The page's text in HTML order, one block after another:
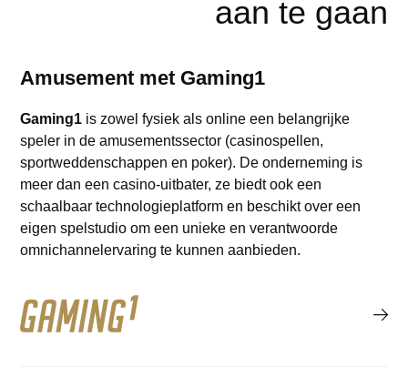
aan te gaan
Amusement met Gaming1
Gaming1 is zowel fysiek als online een belangrijke
speler in de amusementssector (casinospellen,
sportweddenschappen en poker). De onderneming is
meer dan een casino-uitbater, ze biedt ook een
schaalbaar technologieplatform en beschikt over een
eigen spelstudio om een unieke en verantwoorde
omnichannelervaring te kunnen aanbieden.
Lees meer